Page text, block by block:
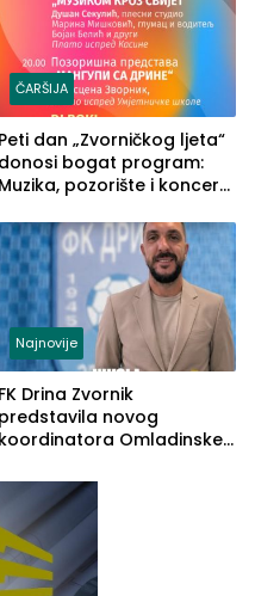
ČARŠIJA
Peti dan „Zvorničkog ljeta“
donosi bogat program:
Muzika, pozorište i koncert
Najnovije
FK Drina Zvornik
predstavila novog
koordinatora Omladinske